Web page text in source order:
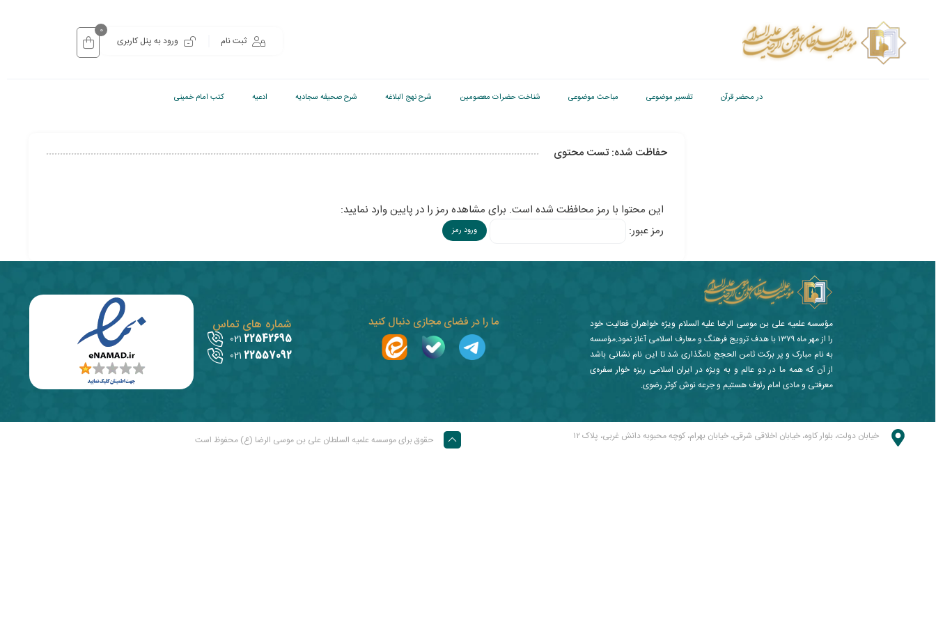
ثبت نام ورود به پنل کاربری
0
در محضر قرآن تفسیر موضوعی مباحث موضوعی شناخت حضرات معصومین شرح نهج البلاغه شرح صحیفه سجادیه ادعیه کتب امام خمینی
حفاظت شده: تست محتوی
این محتوا با رمز محافظت شده است. برای مشاهده رمز را در پایین وارد نمایید:
رمز عبور:
شماره های تماس
22542695
021
22557092
021
ما را در فضای مجازی دنبال کنید
مؤسسه علمیه علی بن موسی الرضا علیه السلام ویژه خواهران فعالیت خود
را از مهر ماه ۱۳۷۹ با هدف ترویج فرهنگ و معارف اسلامی آغاز نمود.مؤسسه
به نام مبارک و پر برکت ثامن الحجج نامگذاری شد تا این نام نشانی باشد
از آن که همه ما در دو عالم و به ویژه در ایران اسلامی ریزه خوار سفره‌ی
معرفتی و مادی امام رئوف هستیم و جرعه نوش کوثر رضوی.
خیابان دولت، بلوار کاوه، خیابان اخلاقی شرقی، خیابان بهرام، کوچه محبوبه دانش غربی، پلاک ۱۲ حقوق برای موسسه علمیه السلطان علی بن موسی الرضا (ع) محفوظ است